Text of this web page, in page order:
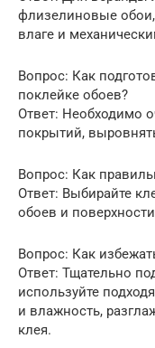
флизелиновые
влаге и
Вопрос: Как
поклейке обоев?
Ответ: Необходимо
покрытий,
Вопрос: Как
Ответ: Выбирайте
обоев и
Вопрос: Как
Ответ: Тщательно
используйте
и влажность,
клея.